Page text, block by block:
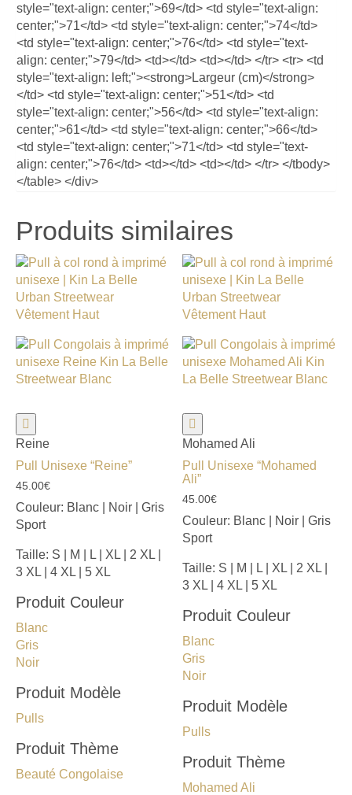
style="text-align: center;">69</td> <td style="text-align:
center;">71</td> <td style="text-align: center;">74</td>
<td style="text-align: center;">76</td> <td style="text-
align: center;">79</td> <td></td> <td></td> </tr> <tr> <td
style="text-align: left;"><strong>Largeur (cm)</strong>
</td> <td style="text-align: center;">51</td> <td
style="text-align: center;">56</td> <td style="text-align:
center;">61</td> <td style="text-align: center;">66</td>
<td style="text-align: center;">71</td> <td style="text-
align: center;">76</td> <td></td> <td></td> </tr> </tbody>
</table> </div>
Produits similaires
Reine
Pull Unisexe “Reine”
45.00€
Couleur: Blanc | Noir | Gris
Sport
Taille: S | M | L | XL | 2 XL |
3 XL | 4 XL | 5 XL
Produit Couleur
Blanc
Gris
Noir
Produit Modèle
Pulls
Produit Thème
Beauté Congolaise
Mohamed Ali
Pull Unisexe “Mohamed
Ali”
45.00€
Couleur: Blanc | Noir | Gris
Sport
Taille: S | M | L | XL | 2 XL |
3 XL | 4 XL | 5 XL
Produit Couleur
Blanc
Gris
Noir
Produit Modèle
Pulls
Produit Thème
Mohamed Ali